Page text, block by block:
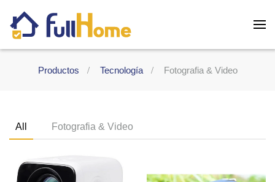
Skip to main content
Productos Tecnología Fotografia & Video
All Fotografia & Video